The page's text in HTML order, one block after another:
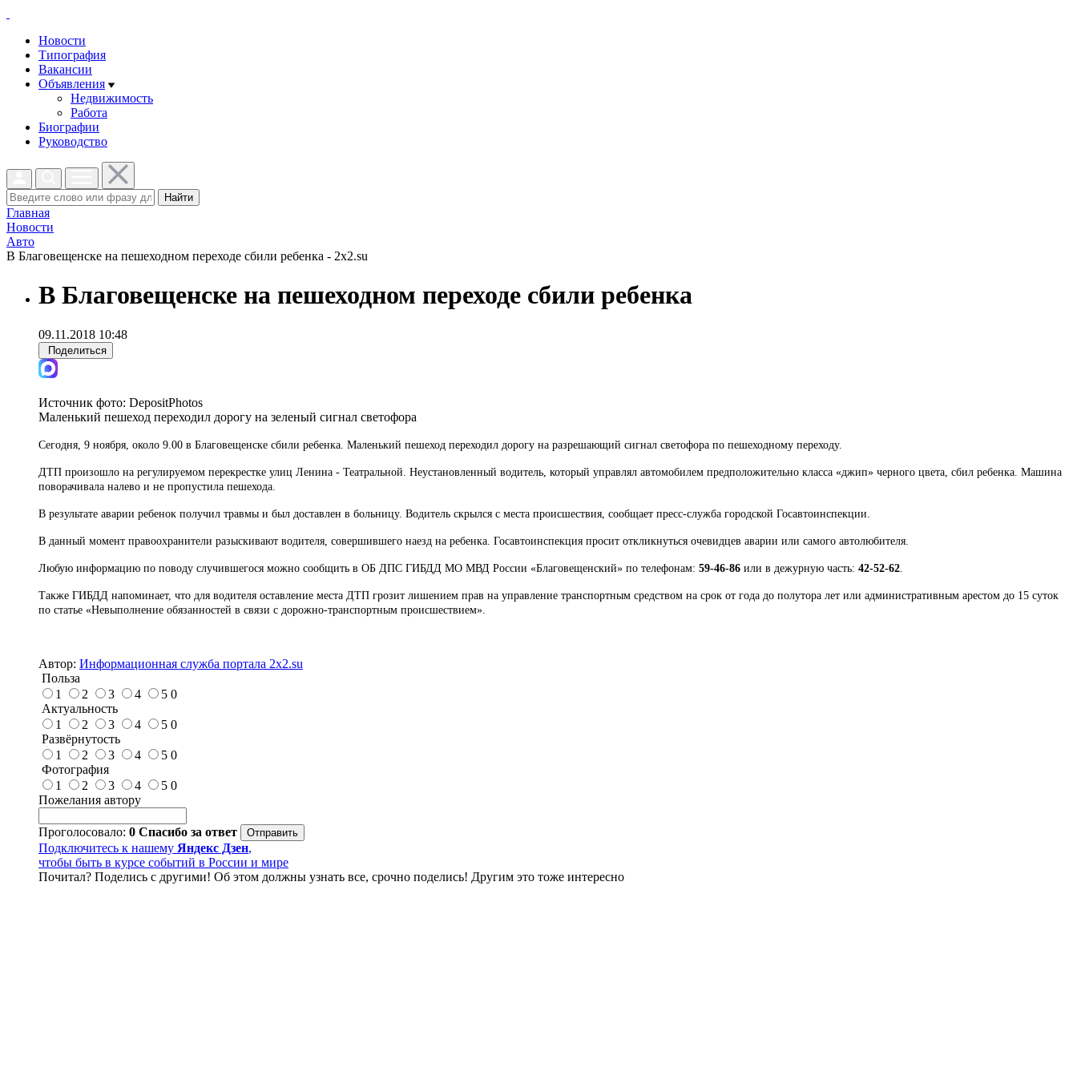
Новости
Типография
Вакансии
Объявления
Недвижимость
Работа
Биографии
Руководство
Найти
Главная
Новости
Авто
В Благовещенске на пешеходном переходе сбили ребенка - 2x2.su
В Благовещенске на пешеходном переходе сбили ребенка
09.11.2018 10:48
Поделиться
Источник фото: DepositPhotos
Маленький пешеход переходил дорогу на зеленый сигнал светофора
Сегодня, 9 ноября, около 9.00 в Благовещенске сбили ребенка. Маленький пешеход переходил дорогу на разрешающий сигнал светофора по пешеходному переходу.
ДТП произошло на регулируемом перекрестке улиц Ленина - Театральной. Неустановленный водитель, который управлял автомобилем предположительно класса «джип» черного цвета, сбил ребенка. Машина
поворачивала налево и не пропустила пешехода.
В результате аварии ребенок получил травмы и был доставлен в больницу. Водитель скрылся с места происшествия, сообщает пресс-служба городской Госавтоинспекции.
В данный момент правоохранители разыскивают водителя, совершившего наезд на ребенка. Госавтоинспекция просит откликнуться очевидцев аварии или самого автолюбителя.
Любую информацию по поводу случившегося можно сообщить в ОБ ДПС ГИБДД МО МВД России «Благовещенский» по телефонам: 59-46-86 или в дежурную часть: 42-52-62
Также ГИБДД напоминает, что для водителя оставление места ДТП грозит лишением прав на управление транспортным средством на срок от года до полутора лет или административным арестом до 15 суток
по статье «Невыполнение обязанностей в связи с дорожно-транспортным происшествием».
Автор: Информационная служба портала 2x2.su
Польза
1
2 3 4 5 0
Актуальность
1
2 3 4 5 0
Развёрнутость
1
2 3 4 5 0
Фотография
1
2 3 4 5 0
Пожелания автору
Проголосовало: 0 Спасибо за ответ
Подключитесь к нашему Яндекс Дзен,
чтобы быть в курсе событий в России и мире
Почитал? Поделись с другими! Об этом должны узнать все, срочно поделись! Другим это тоже интересно